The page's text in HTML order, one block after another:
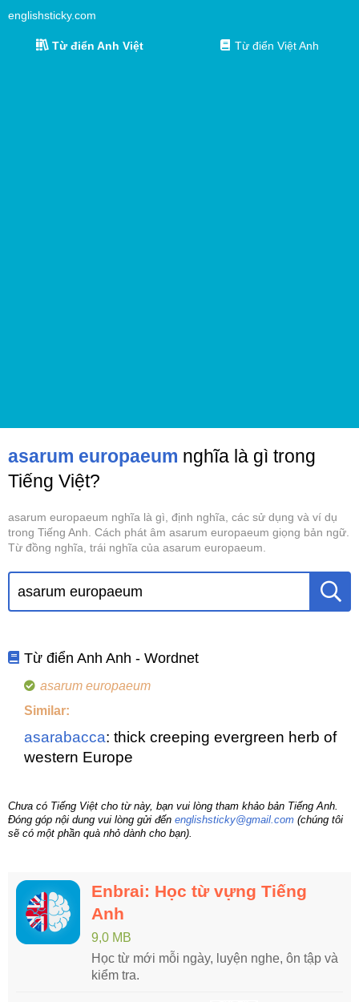
englishsticky.com
Từ điển Anh Việt Từ điển Việt Anh
asarum europaeum nghĩa là gì trong
Tiếng Việt?
asarum europaeum nghĩa là gì, định nghĩa, các sử dụng và ví dụ
trong Tiếng Anh. Cách phát âm asarum europaeum giọng bản ngữ.
Từ đồng nghĩa, trái nghĩa của asarum europaeum.
Từ điển Anh Anh - Wordnet
asarum europaeum
Similar:
asarabacca: thick creeping evergreen herb of
western Europe
Chưa có Tiếng Việt cho từ này, bạn vui lòng tham khảo bản Tiếng Anh.
Đóng góp nội dung vui lòng gửi đến englishsticky@gmail.com (chúng tôi
sẽ có một phần quà nhỏ dành cho bạn).
Enbrai: Học từ vựng Tiếng
Anh
9,0 MB
Học từ mới mỗi ngày, luyện nghe, ôn tập và
kiểm tra.